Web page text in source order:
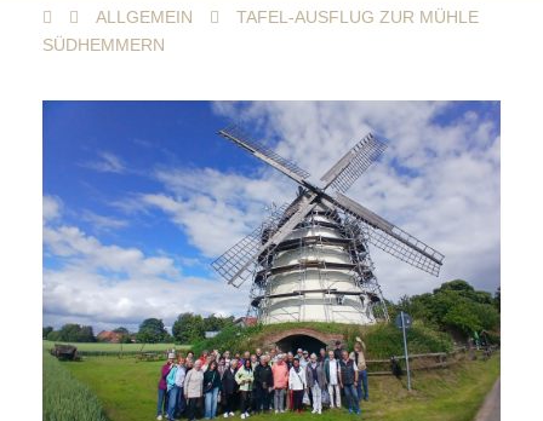
ALLGEMEIN
TAFEL-AUSFLUG ZUR MÜHLE
SÜDHEMMERN